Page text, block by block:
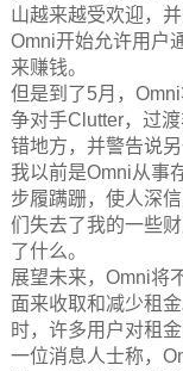
山越来越受欢迎，
Omni开始允许用户
来赚钱。
但是到了5月，
争对手Clutter，过
错地方，并警告说
我以前是Omni从事
步履蹒跚，使人深
们失去了我的一些
了什么。
展望未来，Omni将
面来收取和减少租
时，许多用户对租
一位消息人士称，